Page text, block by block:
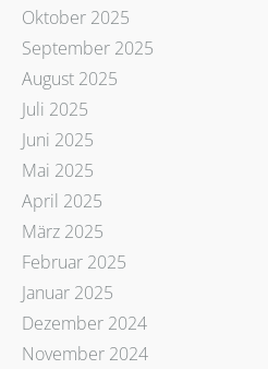
Oktober 2025
September 2025
August 2025
Juli 2025
Juni 2025
Mai 2025
April 2025
März 2025
Februar 2025
Januar 2025
Dezember 2024
November 2024